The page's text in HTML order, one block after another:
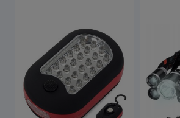
powiadom o
dostępności